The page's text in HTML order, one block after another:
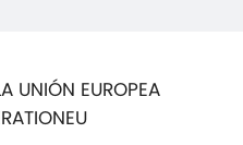
UNIÓN EUROPEA